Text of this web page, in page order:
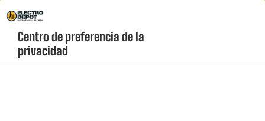
Menú
geolocation-header-icon-text
account
Centro de preferencia de la
privacidad